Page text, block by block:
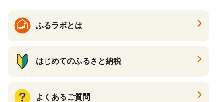
ふるラボとは
はじめてのふるさと納税
よくあるご質問